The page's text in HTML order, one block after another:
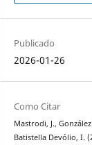
Publicado
2026-01-26
Como Citar
Mastrodi, J.,
Batistella Devólio, I.